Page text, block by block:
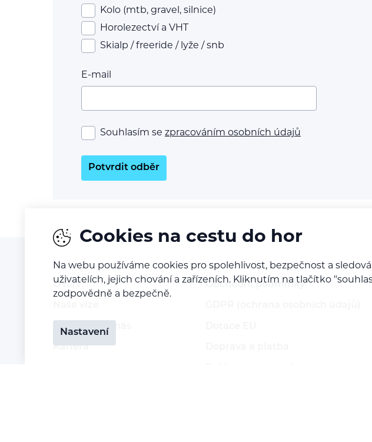
Kolo (mtb, gravel, silnice)
Horolezectví a VHT
Skialp / freeride / lyže / snb
E-mail
Souhlasím se zpracováním osobních údajů
Potvrdit odběr
O nás
Kontaktujte nás
Kariéra
Obchodní podmínky
Cookies na cestu do hor
Na webu používáme cookies pro spolehlivost, bezpečnost a
uživatelích, jejich chování a zařízeních. Kliknutím na tlačítko
zodpovědně a bezpečně.
Nastavení